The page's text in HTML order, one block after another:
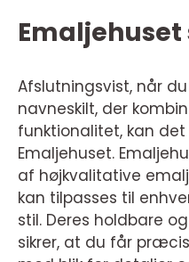
Afslutningsvist, når
navneskilt, der
funktionalitet, kan
Emaljehuset.
af højkvalitative
kan tilpasses til
stil. Deres holdbare
sikrer, at du får